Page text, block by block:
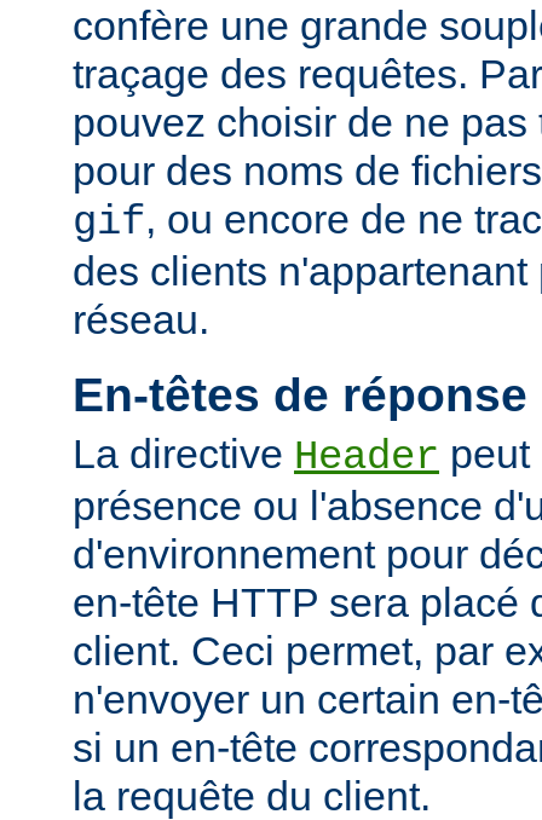
confère une grande
traçage des requêtes.
pouvez choisir de ne
pour des noms de
gif, ou encore de ne
des clients
réseau.
En-têtes de
La directive Header peut
présence ou l'absence
d'environnement pour
en-tête HTTP sera placé
client. Ceci permet, par
n'envoyer un certain en-
si un en-tête
la requête du client.